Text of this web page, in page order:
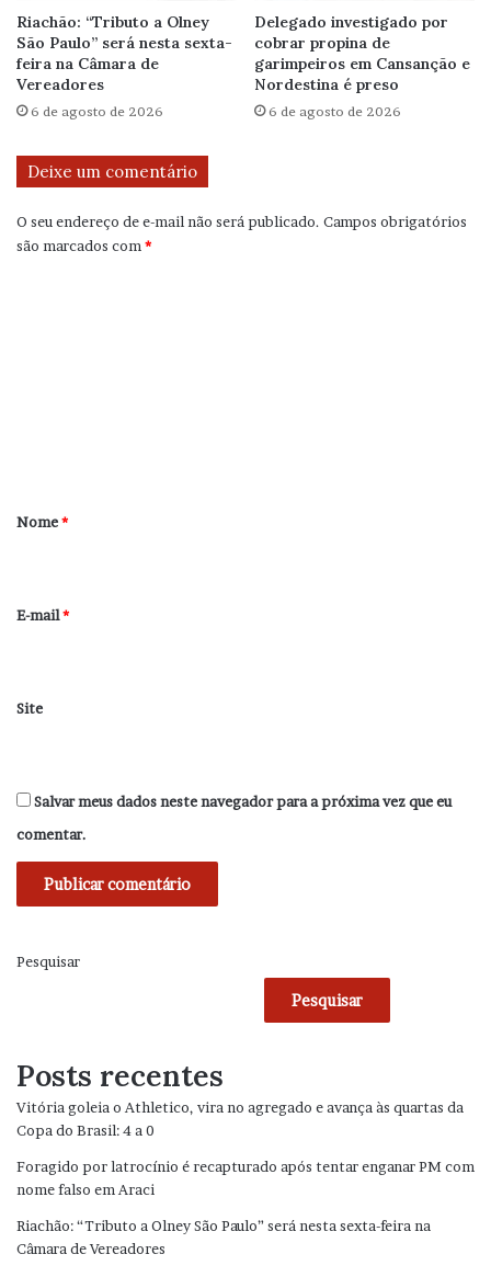
Riachão: “Tributo a Olney
São Paulo” será nesta sexta-
feira na Câmara de
Vereadores
6 de agosto de 2026
Delegado investigado por
cobrar propina de
garimpeiros em Cansanção e
Nordestina é preso
6 de agosto de 2026
Deixe um comentário
O seu endereço de e-mail não será publicado. Campos obrigatórios
são marcados com *
r
*
Nome*
E-mail*
Site
Salvar meus dados neste navegador para a próxima vez que eu
comentar.
Pesquisar
Pesquisar
Posts recentes
Vitória goleia o Athletico, vira no agregado e avança às quartas da
Copa do Brasil: 4 a 0
Foragido por latrocínio é recapturado após tentar enganar PM com
nome falso em Araci
Riachão: “Tributo a Olney São Paulo” será nesta sexta-feira na
Câmara de Vereadores